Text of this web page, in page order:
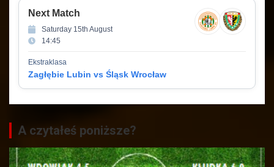
Next Match
Saturday 15th August
14:45
Ekstraklasa
Zagłębie Lubin vs Śląsk Wrocław
A czytałeś poniższe?